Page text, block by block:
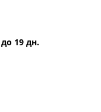
19 дн.